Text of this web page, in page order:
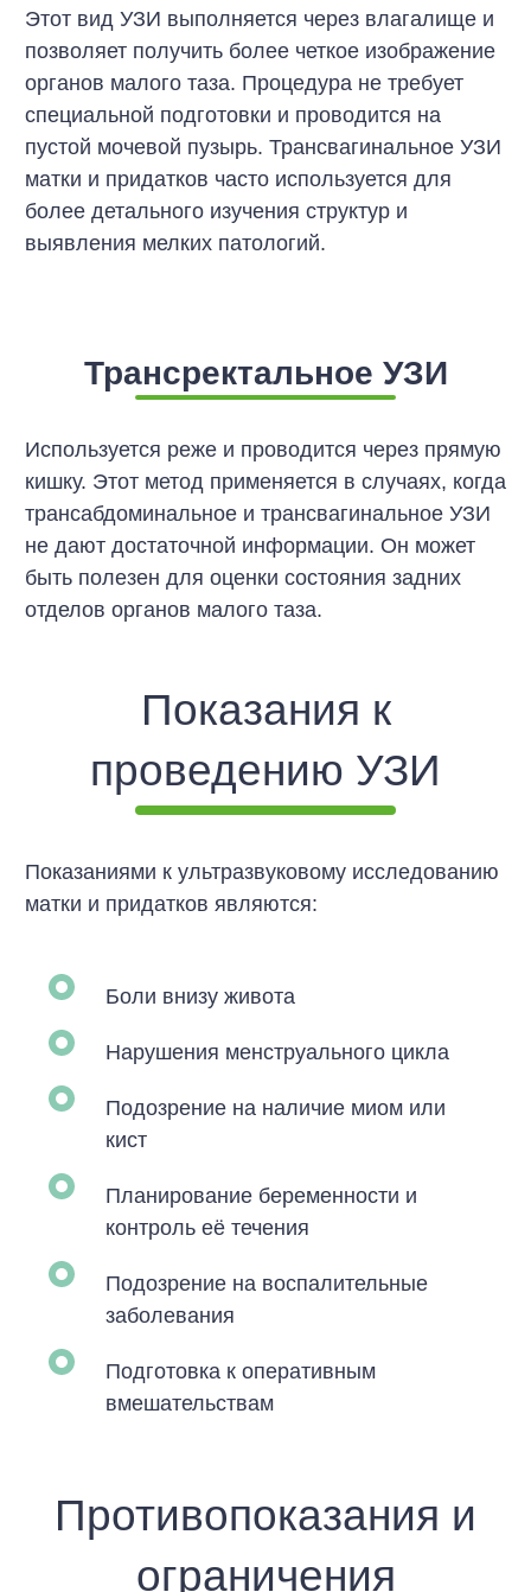
Этот вид УЗИ выполняется через влагалище и
позволяет получить более четкое изображение
органов малого таза. Процедура не требует
специальной подготовки и проводится на
пустой мочевой пузырь. Трансвагинальное УЗИ
матки и придатков часто используется для
более детального изучения структур и
выявления мелких патологий.
Трансректальное УЗИ
Используется реже и проводится через прямую
кишку. Этот метод применяется в случаях, когда
трансабдоминальное и трансвагинальное УЗИ
не дают достаточной информации. Он может
быть полезен для оценки состояния задних
отделов органов малого таза.
Показания к
проведению УЗИ
Показаниями к ультразвуковому исследованию
матки и придатков являются:
Боли внизу живота
Нарушения менструального цикла
Подозрение на наличие миом или
кист
Планирование беременности и
контроль её течения
Подозрение на воспалительные
заболевания
Подготовка к оперативным
вмешательствам
Противопоказания и
ограничения